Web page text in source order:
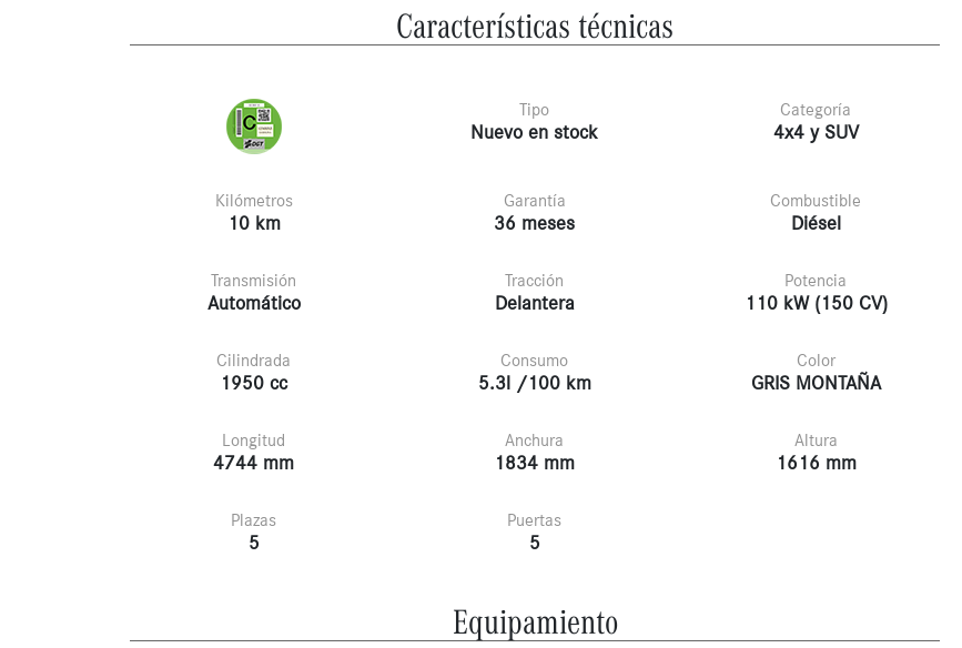
Características técnicas
Tipo
Nuevo en stock
Categoría
4x4 y SUV
Kilómetros
10 km
Garantía
36 meses
Combustible
Diésel
Transmisión
Automático
Tracción
Delantera
Potencia
110 kW (150 CV)
Cilindrada
1950 cc
Consumo
5.3l /100 km
Color
GRIS MONTAÑA
Longitud
4744 mm
Anchura
1834 mm
Altura
1616 mm
Plazas
5
Puertas
5
Equipamiento